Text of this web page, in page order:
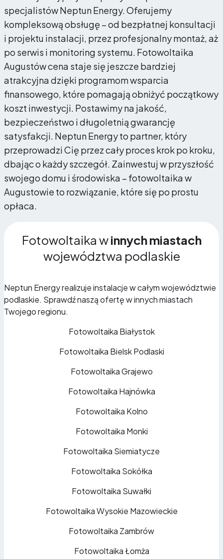
specjalistów Neptun Energy. Oferujemy
kompleksową obsługę – od bezpłatnej konsultacji
i projektu instalacji, przez profesjonalny montaż, aż
po serwis i monitoring systemu. Fotowoltaika
Augustów cena staje się jeszcze bardziej
atrakcyjna dzięki programom wsparcia
finansowego, które pomagają obniżyć początkowy
koszt inwestycji. Postawimy na jakość,
bezpieczeństwo i długoletnią gwarancję
satysfakcji. Neptun Energy to partner, który
przeprowadzi Cię przez cały proces krok po kroku,
dbając o każdy szczegół. Zainwestuj w przyszłość
swojego domu i środowiska – fotowoltaika w
Augustowie to rozwiązanie, które się po prostu
opłaca.
Fotowoltaika winnych miastach
województwa podlaskie
Neptun Energy realizuje instalacje w całym województwie
podlaskie. Sprawdź naszą ofertę w innych miastach
Twojego regionu.
Fotowoltaika Białystok
Fotowoltaika Bielsk Podlaski
Fotowoltaika Grajewo
Fotowoltaika Hajnówka
Fotowoltaika Kolno
Fotowoltaika Monki
Fotowoltaika Siemiatycze
Fotowoltaika Sokółka
Fotowoltaika Suwałki
Fotowoltaika Wysokie Mazowieckie
Fotowoltaika Zambrów
Fotowoltaika Łomża